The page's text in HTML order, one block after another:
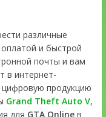
различные
и быстрой
почты и вам
в интернет-
продукцию
Grand Theft Auto V,
для GTA Onlineв